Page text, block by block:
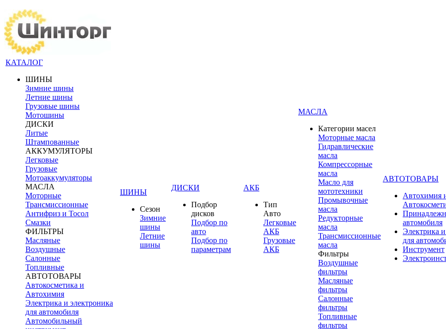
КАТАЛОГ
ШИНЫ
Зимние шины
Летние шины
Грузовые шины
Мотошины
ДИСКИ
Литые
Штампованные
АККУМУЛЯТОРЫ
Легковые
Грузовые
Мотоаккумуляторы
МАСЛА
Моторные
Трансмиссионные
Антифриз и Тосол
Смазки
ФИЛЬТРЫ
Масляные
Воздушные
Салонные
Топливные
АВТОТОВАРЫ
Автокосметика и
Автохимия
Электрика и электроника
для автомобиля
Автомобильный
ШИНЫ
Сезон
Зимние
шины
Летние
шины
ДИСКИ
Подбор
дисков
Подбор по
авто
Подбор по
параметрам
АКБ
Тип
Авто
Легковые
АКБ
Грузовые
АКБ
МАСЛА
Категории масел
Моторные масла
Гидравлические
масла
Компрессорные
масла
Масло для
мототехники
Промывочные
масла
Редукторные
масла
Трансмиссионные
масла
Фильтры
Воздушные
фильтры
Масляные
фильтры
Салонные
фильтры
Топливные
фильтры
АВТОТОВАРЫ
Автохимия
автомобиля
Электрика
для
Инструмент